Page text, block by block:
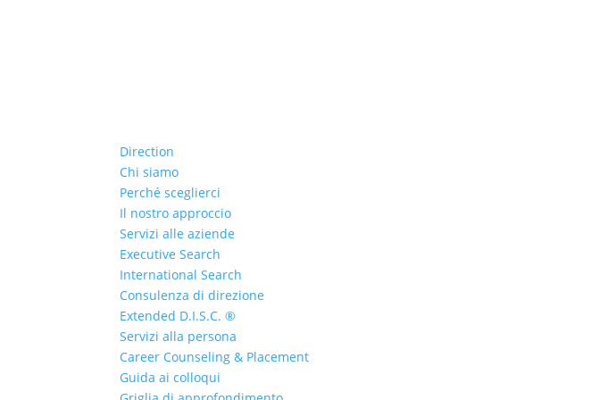
Direction
Chi siamo
Perché sceglierci
Il nostro approccio
Servizi alle aziende
Executive Search
International Search
Consulenza di direzione
Extended D.I.S.C. ®
Servizi alla persona
Career Counseling & Placement
Guida ai colloqui